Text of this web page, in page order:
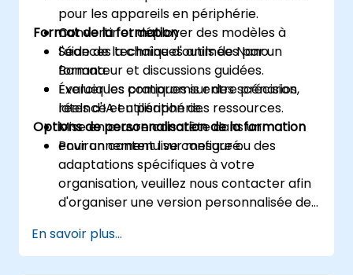
pour les appareils en périphérie.
Convertir et déployer des modèles à
l'aide de la chaîne d'outils de Nano
Banana.
Évaluer les compromis entre précision,
latence et utilisation des ressources.
Format de la formation
Séances techniques animées par un
formateur et discussions guidées.
Exerciques pratiques sur des scénarios
réels d'IA en périphérie.
Mise en œuvre concrète dans un
environnement live configuré.
Options de personnalisation de la formation
Pour un contenu sur mesure ou des
adaptations spécifiques à votre
organisation, veuillez nous contacter afin
d'organiser une version personnalisée de
En savoir plus...